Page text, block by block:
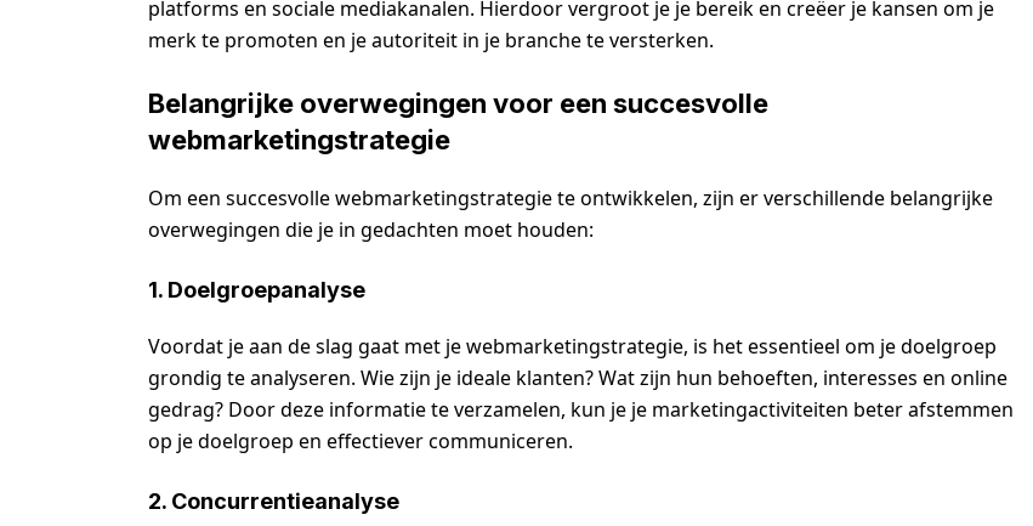
platforms en sociale mediakanalen. Hierdoor vergroot je je bereik en creëer je kansen om je
merk te promoten en je autoriteit in je branche te versterken.
Belangrijke overwegingen voor een succesvolle
webmarketingstrategie
Om een succesvolle webmarketingstrategie te ontwikkelen, zijn er verschillende belangrijke
overwegingen die je in gedachten moet houden:
1. Doelgroepanalyse
Voordat je aan de slag gaat met je webmarketingstrategie, is het essentieel om je doelgroep
grondig te analyseren. Wie zijn je ideale klanten? Wat zijn hun behoeften, interesses en online
gedrag? Door deze informatie te verzamelen, kun je je marketingactiviteiten beter afstemmen
op je doelgroep en effectiever communiceren.
2. Concurrentieanalyse